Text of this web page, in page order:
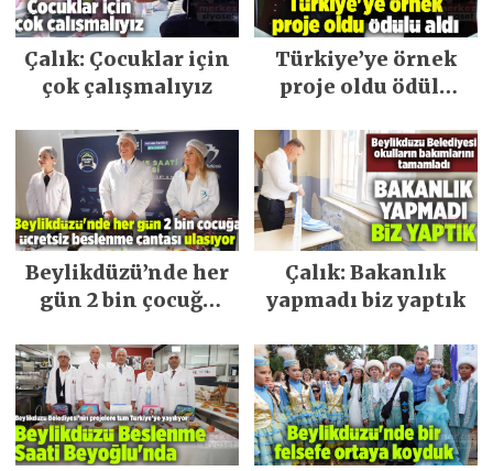
Çalık: Çocuklar için
çok çalışmalıyız
Türkiye’ye örnek
proje oldu ödülü
Beylikdüzü’nde her
gün 2 bin çocuğa
çantası ulaşıyor
Çalık: Bakanlık
yapmadı biz yaptık